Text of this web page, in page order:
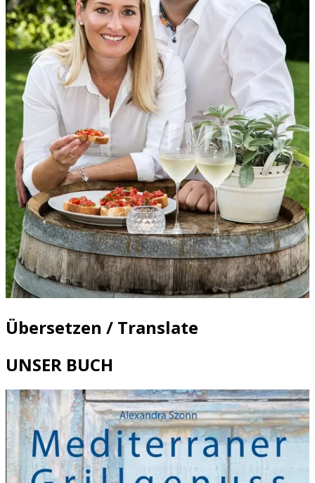
Übersetzen / Translate
UNSER BUCH